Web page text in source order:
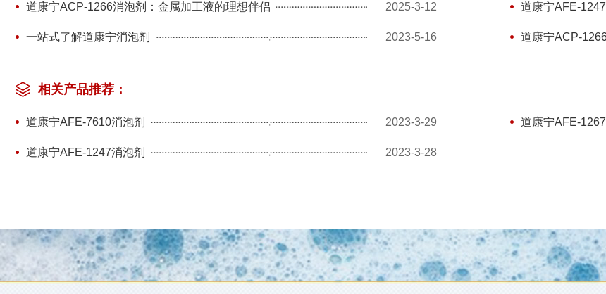
道康宁ACP-1266消泡剂：金属加工液的理想伴侣 2025-3-12 道康宁AFE-
一站式了解道康宁消泡剂 2023-5-16 道康宁ACP-
相关产品推荐：
道康宁AFE-7610消泡剂 2023-3-29 道康宁AFE-
道康宁AFE-1247消泡剂 2023-3-28